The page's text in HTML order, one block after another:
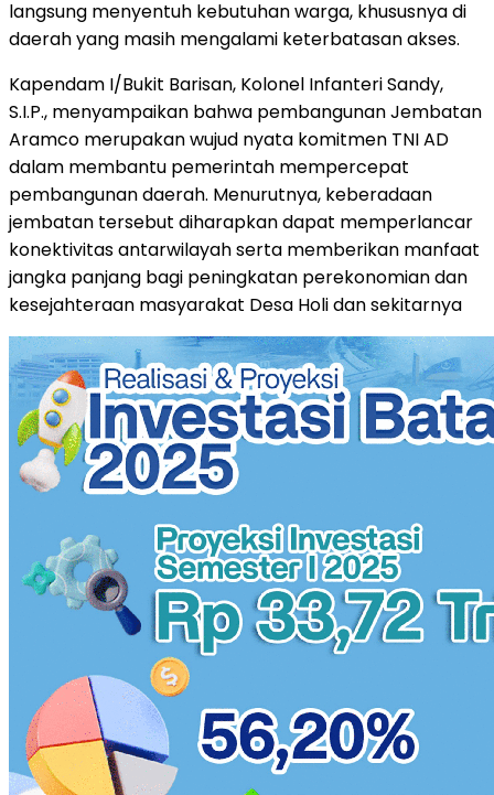
langsung menyentuh kebutuhan warga, khususnya di
daerah yang masih mengalami keterbatasan akses.
Kapendam I/Bukit Barisan, Kolonel Infanteri Sandy,
S.I.P., menyampaikan bahwa pembangunan Jembatan
Aramco merupakan wujud nyata komitmen TNI AD
dalam membantu pemerintah mempercepat
pembangunan daerah. Menurutnya, keberadaan
jembatan tersebut diharapkan dapat memperlancar
konektivitas antarwilayah serta memberikan manfaat
jangka panjang bagi peningkatan perekonomian dan
kesejahteraan masyarakat Desa Holi dan sekitarnya